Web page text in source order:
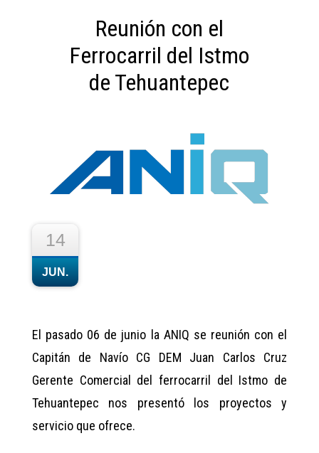
Reunión con el
Ferrocarril del Istmo
de Tehuantepec
14
JUN.
El pasado 06 de junio la ANIQ se reunión con el
Capitán de Navío CG DEM Juan Carlos Cruz
Gerente Comercial del ferrocarril del Istmo de
Tehuantepec nos presentó los proyectos y
servicio que ofrece.